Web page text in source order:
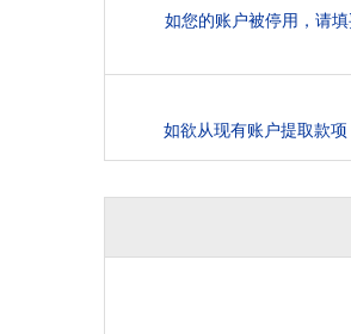
如您的账户被停用，请
如欲从现有账户提取款